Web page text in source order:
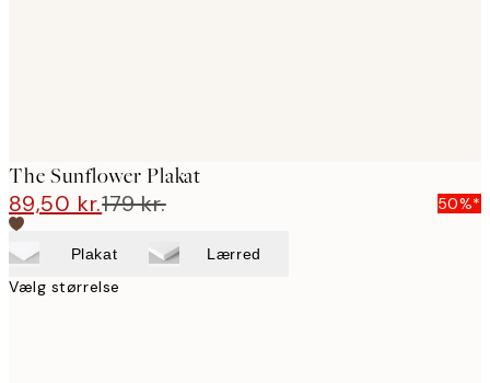
The Sunflower Plakat
89,50 kr.179 kr. 50%*
Plakat Lærred
Vælg størrelse